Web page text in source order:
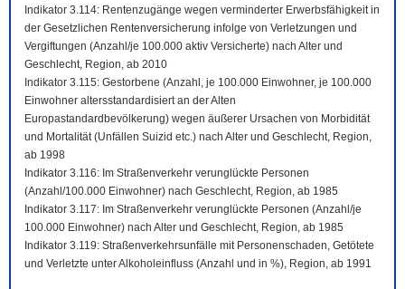
Indikator 3.114: Rentenzugänge wegen verminderter Erwerbsfähigkeit in
der Gesetzlichen Rentenversicherung infolge von Verletzungen und
Vergiftungen (Anzahl/je 100.000 aktiv Versicherte) nach Alter und
Geschlecht, Region, ab 2010
Indikator 3.115: Gestorbene (Anzahl, je 100.000 Einwohner, je 100.000
Einwohner altersstandardisiert an der Alten
Europastandardbevölkerung) wegen äußerer Ursachen von Morbidität
und Mortalität (Unfällen Suizid etc.) nach Alter und Geschlecht, Region,
ab 1998
Indikator 3.116: Im Straßenverkehr verunglückte Personen
(Anzahl/100.000 Einwohner) nach Geschlecht, Region, ab 1985
Indikator 3.117: Im Straßenverkehr verunglückte Personen (Anzahl/je
100.000 Einwohner) nach Alter und Geschlecht, Region, ab 1985
Indikator 3.119: Straßenverkehrsunfälle mit Personenschaden, Getötete
und Verletzte unter Alkoholeinfluss (Anzahl und in %), Region, ab 1991